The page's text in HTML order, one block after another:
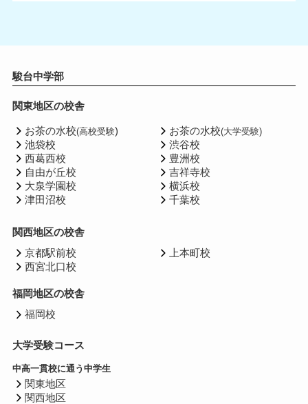
駿台中学部
関東地区の校舎
お茶の水校(高校受験)
池袋校
西葛西校
自由が丘校
大泉学園校
津田沼校
お茶の水校(大学受験)
渋谷校
豊洲校
吉祥寺校
横浜校
千葉校
関西地区の校舎
京都駅前校
西宮北口校
上本町校
福岡地区の校舎
福岡校
大学受験コース
中高一貫校に通う中学生
関東地区
関西地区